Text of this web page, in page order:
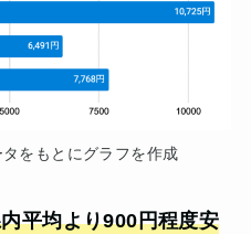
をもとにグラフを作成
平均より900円程度安